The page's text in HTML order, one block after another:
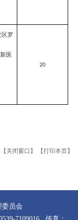
罗
医
20
【关闭窗口】
【打印本页】
委员会